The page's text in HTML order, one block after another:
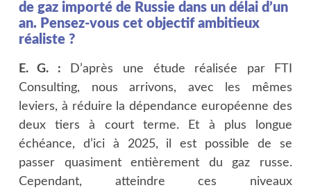
de gaz importé de Russie dans un délai d’un
an. Pensez-vous cet objectif ambitieux
réaliste ?
E. G. : D’après une étude réalisée par FTI
Consulting, nous arrivons, avec les mêmes
leviers, à réduire la dépendance européenne des
deux tiers à court terme. Et à plus longue
échéance, d’ici à 2025, il est possible de se
passer quasiment entièrement du gaz russe.
Cependant, atteindre ces niveaux